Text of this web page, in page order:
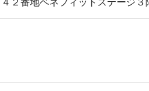
２番地ベネフィットステージ３